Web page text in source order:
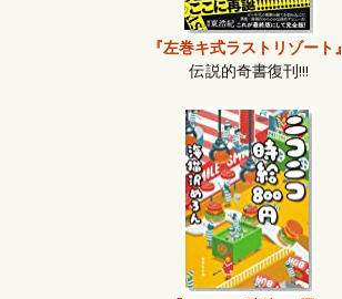
『左巻キ式ラストリゾート』
伝説的奇書復刊!!!